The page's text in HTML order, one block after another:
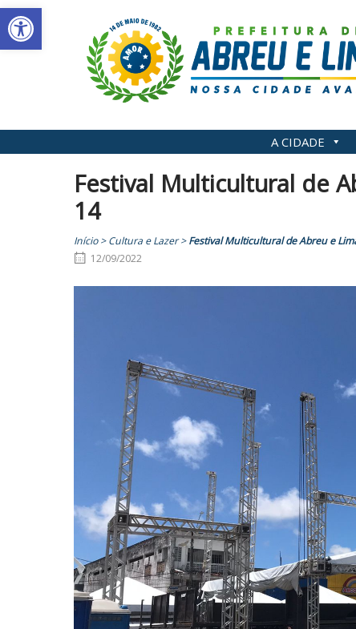
Abrir a barra de ferramentas
Skip
to
content
A CIDADE
Festival Multicultural de
14
Início>Cultura e Lazer>Festival Multicultural de Abreu e
12/09/2022